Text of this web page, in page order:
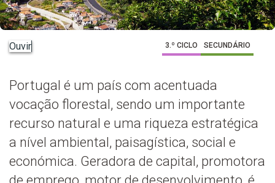
Ouvir 3.º CICLO SECUNDÁRIO
Portugal é um país com acentuada
vocação florestal, sendo um importante
recurso natural e uma riqueza estratégica
a nível ambiental, paisagística, social e
económica. Geradora de capital, promotora
de emprego, motor de desenvolvimento, é